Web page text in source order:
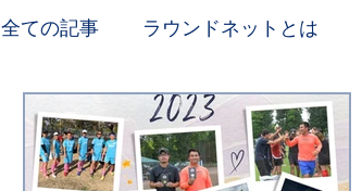
全ての記事 ラウンドネットとは
メディア実績 コラム